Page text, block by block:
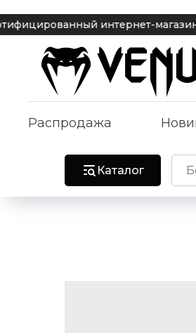
интернет-магазин
Распродажа
Каталог